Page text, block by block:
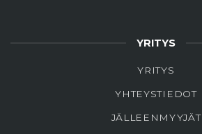
YRITYS
YRITYS
YHTEYSTIEDOT
JÄLLEENMYYJÄT